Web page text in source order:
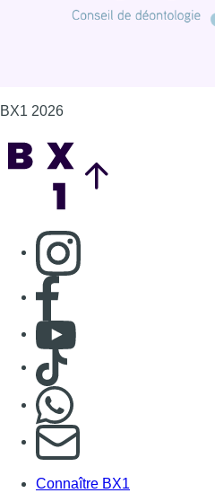
BX1 2026
Consulter page
Consulter page Facebook
Consulter Youtube
Consulter TikTok
S'abonner à notre
Connaître BX1